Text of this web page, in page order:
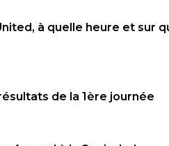
à quelle heure et sur
de la 1ère journée